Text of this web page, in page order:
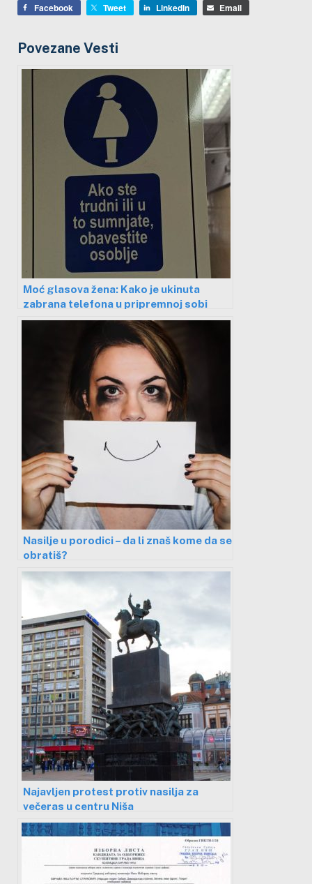
Facebook Tweet LinkedIn Email
Povezane Vesti
Moć glasova žena: Kako je ukinuta
zabrana telefona u pripremnoj sobi
niškog porodilišta
Nasilje u porodici – da li znaš kome da se
obratiš?
Najavljen protest protiv nasilja za
večeras u centru Niša